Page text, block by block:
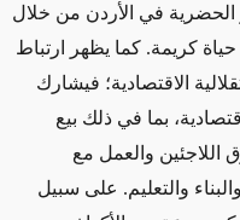
الحضرية في الأردن من خلال
كريمة. كما يظهر ارتباط
الاقتصادية؛ فيشارك
بما في ذلك بيع
اللاجئين والعمل مع
والتعليم. على سبيل